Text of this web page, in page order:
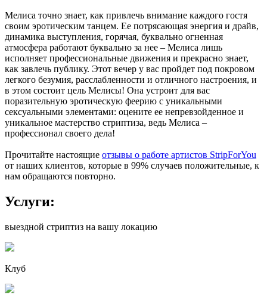
Мелиса точно знает, как привлечь внимание каждого гостя
своим эротическим танцем. Ее потрясающая энергия и драйв,
динамика выступления, горячая, буквально огненная
атмосфера работают буквально за нее – Мелиса лишь
исполняет профессиональные движения и прекрасно знает,
как завлечь публику. Этот вечер у вас пройдет под покровом
легкого безумия, расслабленности и отличного настроения, и
в этом состоит цель Мелисы! Она устроит для вас
поразительную эротическую феерию с уникальными
сексуальными элементами: оцените ее непревзойденное и
уникальное мастерство стриптиза, ведь Мелиса –
профессионал своего дела!
Прочитайте настоящие отзывы о работе артистов StripForYou
от наших клиентов, которые в 99% случаев положительные, к
нам обращаются повторно.
Услуги:
выездной стриптиз на вашу локацию
Клуб